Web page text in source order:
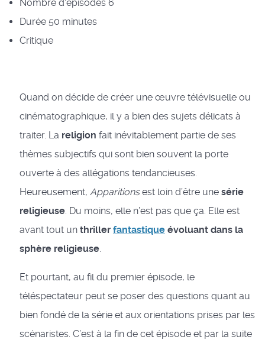
Nombre d'épisodes 6
Durée 50 minutes
Critique
Quand on décide de créer une œuvre télévisuelle ou
cinématographique, il y a bien des sujets délicats à
traiter. La religion fait inévitablement partie de ses
thèmes subjectifs qui sont bien souvent la porte
ouverte à des allégations tendancieuses.
Heureusement, Apparitionsest loin d’être une série
religieuse. Du moins, elle n’est pas que ça. Elle est
avant tout un thriller fantastiqueévoluant dans la
sphère religieuse.
Et pourtant, au fil du premier épisode, le
téléspectateur peut se poser des questions quant au
bien fondé de la série et aux orientations prises par les
scénaristes. C’est à la fin de cet épisode et par la suite